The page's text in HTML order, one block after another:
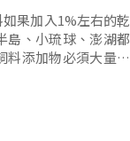
果加入1%左右的乾
島、小琉球、澎湖都
料添加物必須大量生
強勢藻類競爭中突